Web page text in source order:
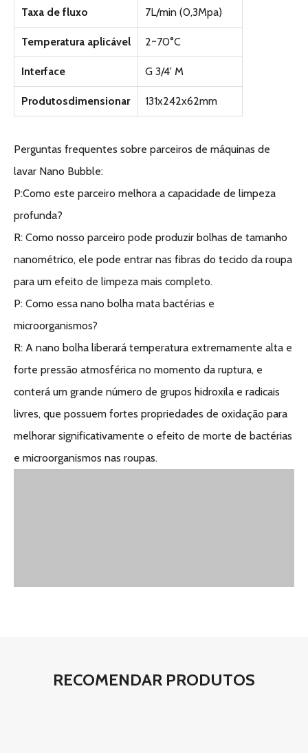
Taxa de fluxo 7L/min (0,3Mpa)
Temperatura aplicável 2~70°C
Interface G 3/4' M
Produtosdimensionar 131x242x62mm
Perguntas frequentes sobre parceiros de máquinas de
lavar Nano Bubble:
P:Como este parceiro melhora a capacidade de limpeza
profunda?
R: Como nosso parceiro pode produzir bolhas de tamanho
nanométrico, ele pode entrar nas fibras do tecido da roupa
para um efeito de limpeza mais completo.
P: Como essa nano bolha mata bactérias e
microorganismos?
R: A nano bolha liberará temperatura extremamente alta e
forte pressão atmosférica no momento da ruptura, e
conterá um grande número de grupos hidroxila e radicais
livres, que possuem fortes propriedades de oxidação para
melhorar significativamente o efeito de morte de bactérias
e microorganismos nas roupas.
RECOMENDAR PRODUTOS